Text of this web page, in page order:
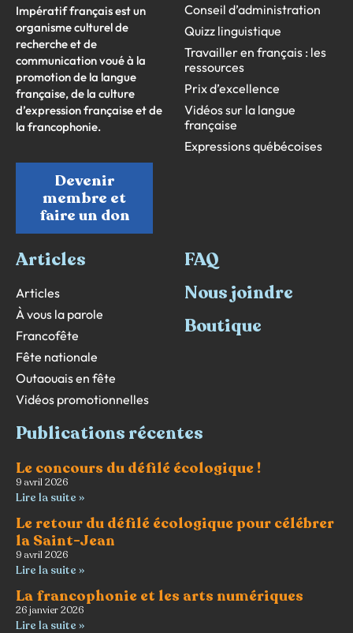
Impératif français est un
organisme culturel de
recherche et de
communication voué à la
promotion de la langue
française, de la culture
d’expression française et de
la francophonie.
Devenir
membre et
faire un don
Conseil d’administration
Quizz linguistique
Travailler en français : les
ressources
Prix d’excellence
Vidéos sur la langue
française
Expressions québécoises
Articles
Articles
À vous la parole
Francofête
Fête nationale
Outaouais en fête
Vidéos promotionnelles
FAQ
Nous joindre
Boutique
Publications récentes
Le concours du défilé écologique !
9 avril 2026
Lire la suite »
Le retour du défilé écologique pour célébrer
la Saint-Jean
9 avril 2026
Lire la suite »
La francophonie et les arts numériques
26 janvier 2026
Lire la suite »